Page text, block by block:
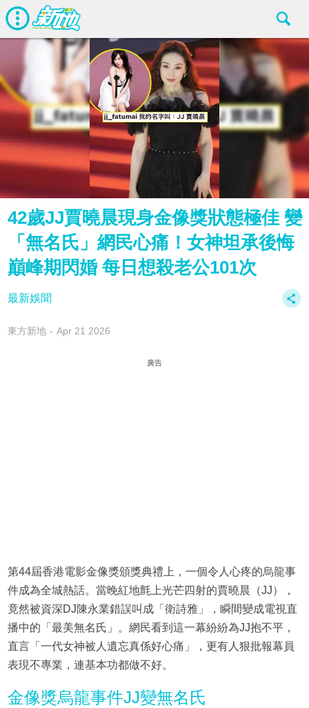
42歲JJ賈曉晨現身金像獎狀態極佳 變
「無名氏」網民心痛！女神坦承後悔
巔峰期閃婚 每日想殺老公101次
最新娛聞
東方新地 Apr 21 2026
廣告
第44屆香港電影金像獎頒獎典禮上，一個令人心疼的烏龍事
件成為全城熱話。當晚紅地氈上光芒四射的賈曉晨（JJ），
竟然被資深DJ陳永業錯誤叫成「衛詩雅」，瞬間變成電視直
播中的「最美無名氏」。網民看到這一幕紛紛為JJ抱不平，
直言「一代女神被人遺忘真係好心痛」，更有人狠批報幕員
表現不專業，連基本功都做不好。
金像獎烏龍事件JJ變無名氏